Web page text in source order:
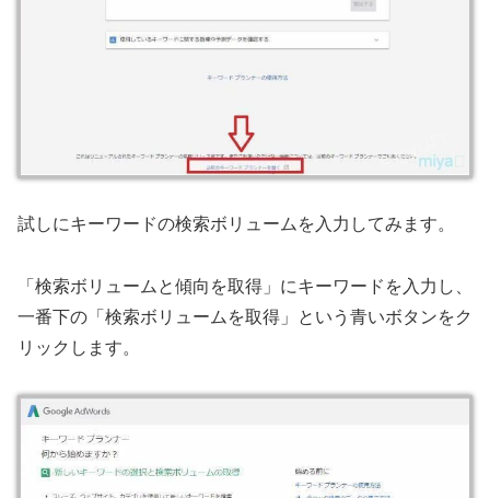
試しにキーワードの検索ボリュームを入力してみます。
「検索ボリュームと傾向を取得」にキーワードを入力し、
一番下の「検索ボリュームを取得」という青いボタンをク
リックします。